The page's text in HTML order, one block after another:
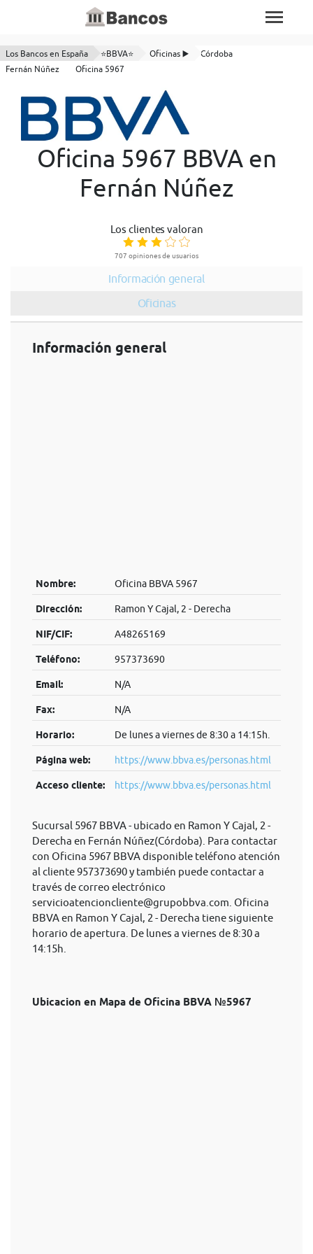
Los Bancos en España ⭐BBVA⭐ Oficinas ▶️
Córdoba
Fernán Núñez
Oficina 5967
Oficina 5967 BBVA en
Fernán Núñez
Los clientes valoran
707 opiniones de usuarios
Información general
Oficinas
Información general
Nombre: Oficina BBVA 5967
Dirección: Ramon Y Cajal, 2 - Derecha
NIF/CIF: A48265169
Teléfono: 957373690
Email: N/A
Fax: N/A
Horario: De lunes a viernes de 8:30 a 14:15h.
Página web: https://www.bbva.es/personas.html
Acceso cliente: https://www.bbva.es/personas.html
Sucursal 5967 BBVA - ubicado en Ramon Y Cajal, 2 -
Derecha en Fernán Núñez(Córdoba). Para contactar
con Oficina 5967 BBVA disponible teléfono atención
al cliente 957373690 y también puede contactar a
través de correo electrónico
servicioatencioncliente@grupobbva.com . Oficina
BBVA en Ramon Y Cajal, 2 - Derecha tiene siguiente
horario de apertura. De lunes a viernes de 8:30 a
14:15h.
Ubicacion en Mapa de Oficina BBVA №5967